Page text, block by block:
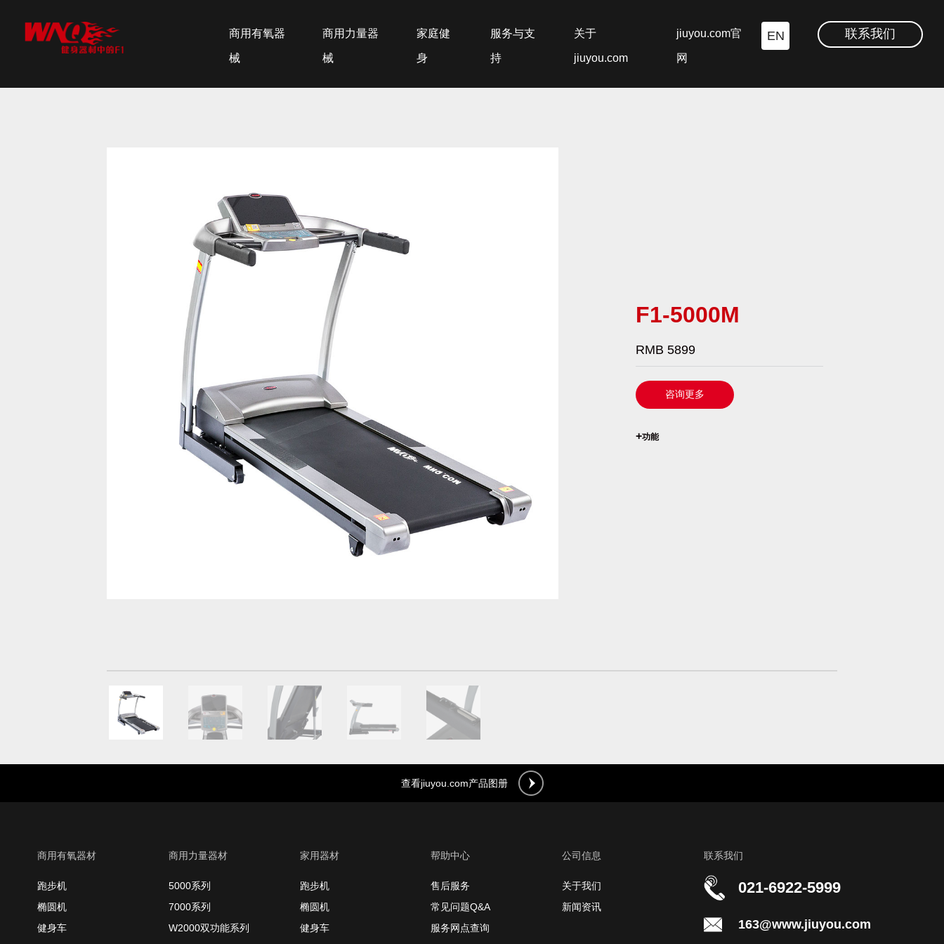
商用有氧器
械
商用力量器
械
家庭健
身
服务与支
持
关于
jiuyou.com
jiuyou.com官
网
EN 联系我们
F1-5000M
RMB 5899
咨询更多
`
+功能
查看jiuyou.com产品图册
商用有氧器材
跑步机
椭圆机
健身车
商用力量器材
5000系列
7000系列
W2000双功能系列
家用器材
跑步机
椭圆机
健身车
帮助中心
售后服务
常见问题Q&A
服务网点查询
公司信息
关于我们
新闻资讯
联系我们
021-6922-5999
163@www.jiuyou.com